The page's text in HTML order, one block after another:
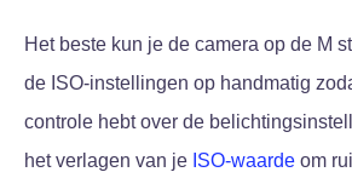
Het beste kun je de camera op de M
de ISO-instellingen op handmatig
controle hebt over de
het verlagen van je ISO-waarde om